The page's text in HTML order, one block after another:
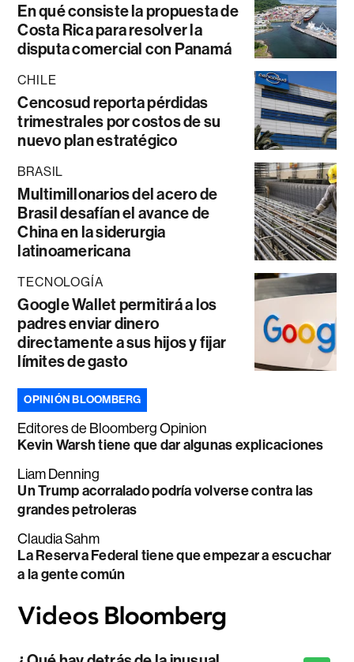
En qué consiste la propuesta de
Costa Rica para resolver la
disputa comercial con Panamá
CHILE
Cencosud reporta pérdidas
trimestrales por costos de su
nuevo plan estratégico
BRASIL
Multimillonarios del acero de
Brasil desafían el avance de
China en la siderurgia
latinoamericana
TECNOLOGÍA
Google Wallet permitirá a los
padres enviar dinero
directamente a sus hijos y fijar
límites de gasto
OPINIÓN BLOOMBERG
Editores de Bloomberg Opinion
Kevin Warsh tiene que dar algunas explicaciones
Liam Denning
Un Trump acorralado podría volverse contra las
grandes petroleras
Claudia Sahm
La Reserva Federal tiene que empezar a escuchar
a la gente común